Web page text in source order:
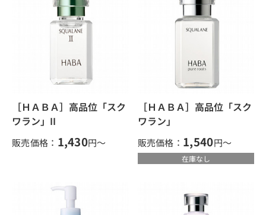
［ＨＡＢＡ］高品位「スク
ワラン」II
販売価格： 1,430円～
［ＨＡＢＡ］高品位「スク
ワラン」
販売価格： 1,540円～
在庫なし